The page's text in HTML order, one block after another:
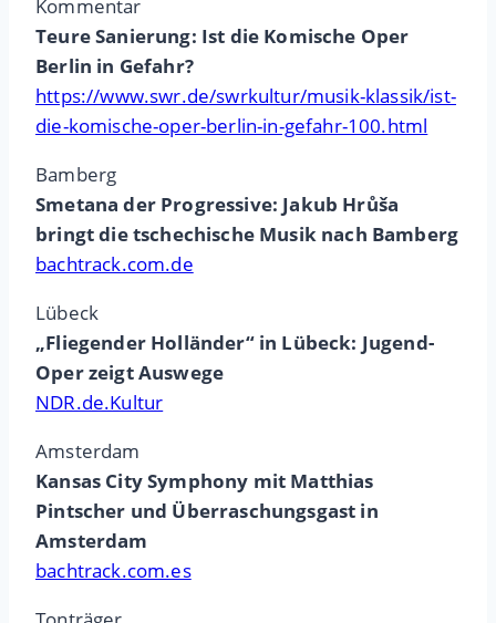
Kommentar
Teure Sanierung: Ist die Komische Oper
Berlin in Gefahr?
https://www.swr.de/swrkultur/musik-klassik/ist-
die-komische-oper-berlin-in-gefahr-100.html
Bamberg
Smetana der Progressive: Jakub Hrůša
bringt die tschechische Musik nach Bamberg
bachtrack.com.de
Lübeck
„Fliegender Holländer“ in Lübeck: Jugend-
Oper zeigt Auswege
NDR.de.Kultur
Amsterdam
Kansas City Symphony mit Matthias
Pintscher und Überraschungsgast in
Amsterdam
bachtrack.com.es